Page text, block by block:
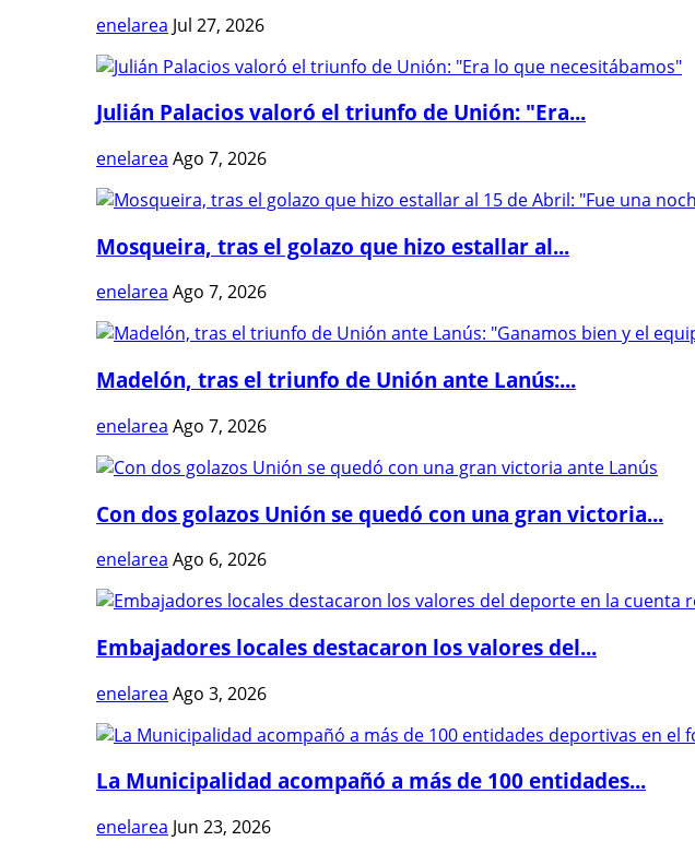
enelarea Jul 27, 2026
Julián Palacios valoró el triunfo de Unión: "Era...
enelarea Ago 7, 2026
Mosqueira, tras el golazo que hizo estallar al...
enelarea Ago 7, 2026
Madelón, tras el triunfo de Unión ante Lanús:...
enelarea Ago 7, 2026
Con dos golazos Unión se quedó con una gran victoria...
enelarea Ago 6, 2026
Embajadores locales destacaron los valores del...
enelarea Ago 3, 2026
La Municipalidad acompañó a más de 100 entidades...
enelarea Jun 23, 2026